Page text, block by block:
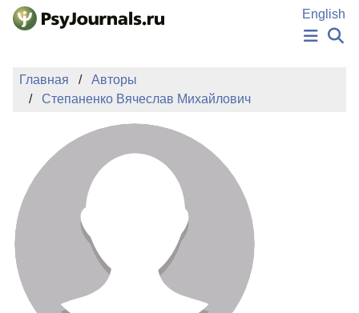
Перейти к основному содержанию
English
ИЗДАНИЯ
ПОДАТЬ РУКОПИСЬ
БАЗА ЗНАНИЙ
КЛЮЧЕВЫЕ СЛОВА
Регистрация
Главная
Авторы
Степаненко Вячеслав Михайлович